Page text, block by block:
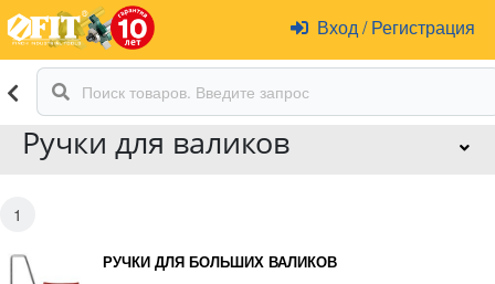
Вход /Регистрация
Ручки для валиков
1
РУЧКИ ДЛЯ БОЛЬШИХ ВАЛИКОВ